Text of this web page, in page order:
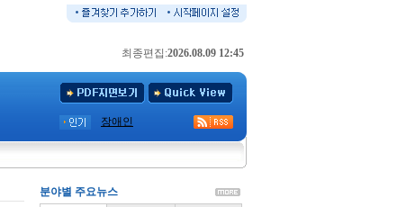
최종편집:2026.08.09 12:45
장애인
분야별 주요뉴스